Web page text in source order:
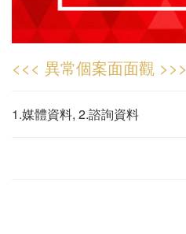
<<< 異常個案面面觀 >>>
1.媒體資料, 2.諮詢資料